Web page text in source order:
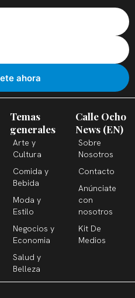
Temas
generales
Arte y
Cultura
Comida y
Bebida
Moda y
Estilo
Negocios y
Economia
Salud y
Belleza
Calle Ocho
News (EN)
Sobre
Nosotros
Contacto
Anúnciate
con
nosotros
Kit De
Medios